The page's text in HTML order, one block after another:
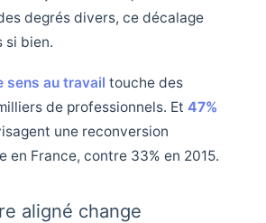
degrés divers, ce décalage
si bien.
sens au travail touche des
de professionnels. Et 47%
une reconversion
en France, contre 33% en 2015.
aligné change